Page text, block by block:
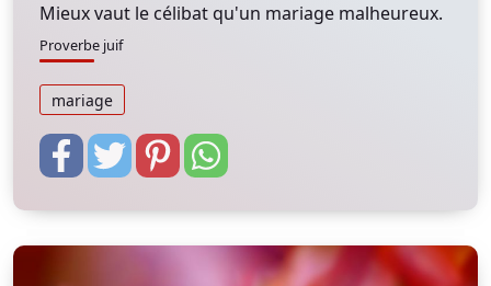
Mieux vaut le célibat qu'un mariage malheureux.
Proverbe juif
mariage